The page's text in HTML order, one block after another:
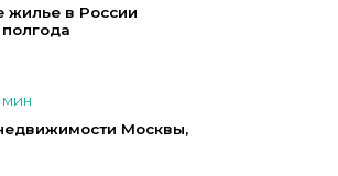
жилье в России
Москвы,